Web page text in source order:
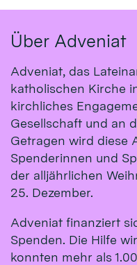
Über Adveniat
Adveniat, das
katholischen Kirche
kirchliches
Gesellschaft und an
Getragen wird diese
Spenderinnen und
der alljährlichen
25. Dezember.
Adveniat finanziert
Spenden. Die Hilfe
konnten mehr als